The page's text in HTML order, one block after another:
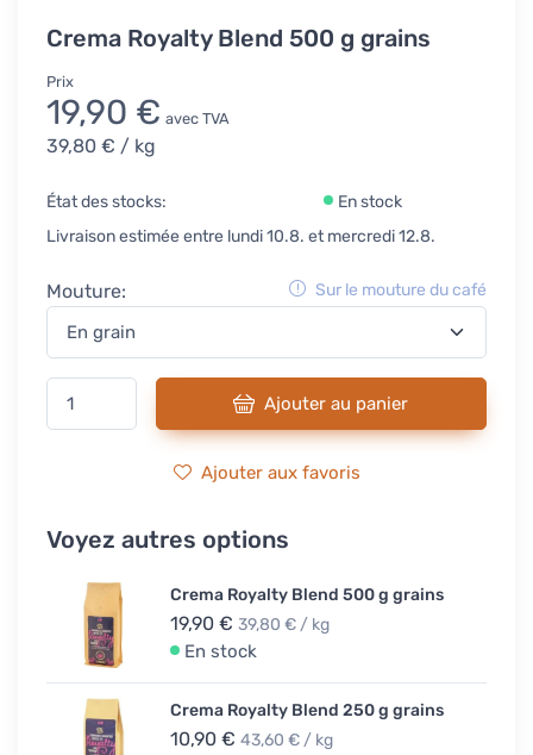
Crema Royalty Blend 500 g grains
Prix
19,90 € avec TVA
39,80 € / kg
État des stocks:
En stock
Livraison estimée entre lundi 10.8. et mercredi 12.8.
Mouture: Sur le mouture du café
Ajouter au panier
Ajouter aux favoris
Voyez autres options
Crema Royalty Blend 500 g grains
19,90 € 39,80 € / kg
En stock
Crema Royalty Blend 250 g grains
10,90 € 43,60 € / kg